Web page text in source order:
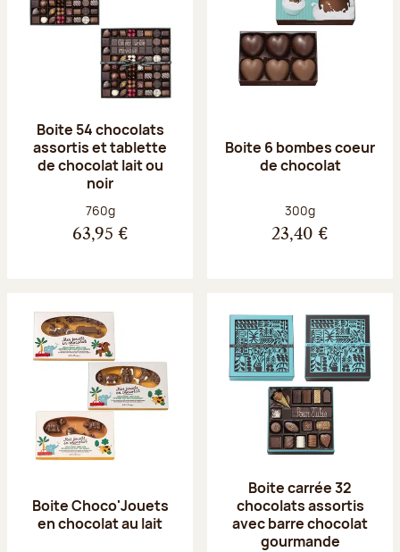
Boite 54 chocolats
assortis et tablette
de chocolat lait ou
noir
Poids net :
760g
63,95 €
Boite 6 bombes coeur
de chocolat
Poids net :
300g
23,40 €
Boite Choco'Jouets
en chocolat au lait
Boite carrée 32
chocolats assortis
avec barre chocolat
gourmande